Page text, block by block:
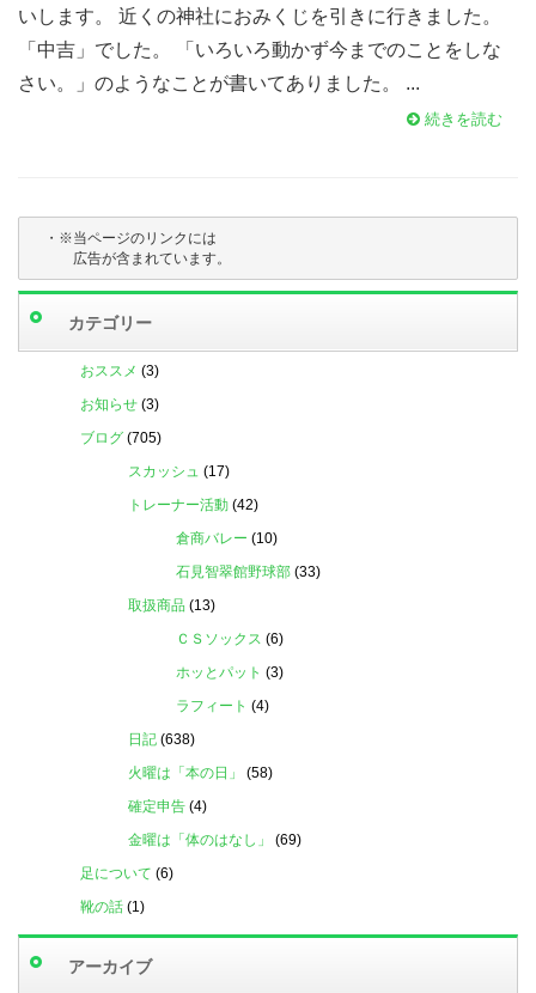
いします。 近くの神社におみくじを引きに行きました。
「中吉」でした。 「いろいろ動かず今までのことをしな
さい。」のようなことが書いてありました。 ...
続きを読む
・※当ページのリンクには
広告が含まれています。
カテゴリー
おススメ (3)
お知らせ (3)
ブログ (705)
スカッシュ (17)
トレーナー活動 (42)
倉商バレー (10)
石見智翠館野球部 (33)
取扱商品 (13)
ＣＳソックス (6)
ホッとパット (3)
ラフィート (4)
日記 (638)
火曜は「本の日」
(58)
確定申告 (4)
金曜は「体のはなし」
(69)
足について (6)
靴の話 (1)
アーカイブ